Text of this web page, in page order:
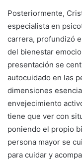
Posteriormente,
especialista en
carrera, profundizó
del bienestar
presentación se
autocuidado en las
dimensiones
envejecimiento
tiene que ver con
poniendo el propio
persona mayor se
para cuidar y